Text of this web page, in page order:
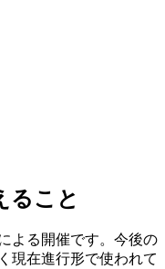
ること
よる開催です。今後の
現在進行形で使われて